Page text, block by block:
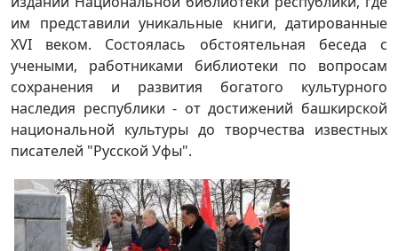
им представили уникальные книги, датированные
XVI веком. Состоялась обстоятельная беседа с
учеными, работниками библиотеки по вопросам
сохранения и развития богатого культурного
наследия республики - от достижений башкирской
национальной культуры до творчества известных
писателей "Русской Уфы".